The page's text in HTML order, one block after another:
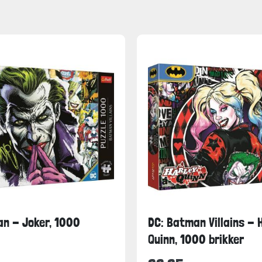
- Joker, 1000
DC: Batman Villains -
Quinn, 1000 brikker